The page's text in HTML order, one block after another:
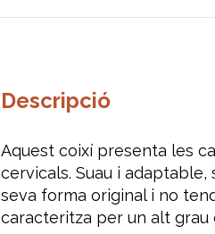
Descripció
Aquest coixí presenta les
cervicals. Suau i
seva forma original i no
caracteritza per un alt grau